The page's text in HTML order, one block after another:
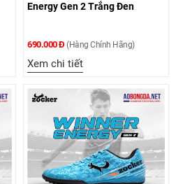
Energy Gen 2 Trắng Đen
690.000 Đ (Hàng Chính Hãng)
Xem chi tiết